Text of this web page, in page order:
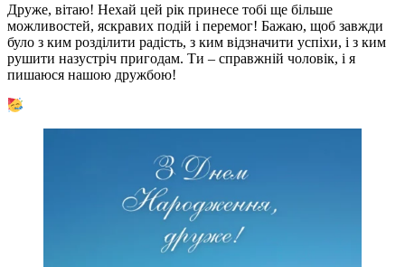
Друже, вітаю! Нехай цей рік принесе тобі ще більше
можливостей, яскравих подій і перемог! Бажаю, щоб завжди
було з ким розділити радість, з ким відзначити успіхи, і з ким
рушити назустріч пригодам. Ти – справжній чоловік, і я
пишаюся нашою дружбою!